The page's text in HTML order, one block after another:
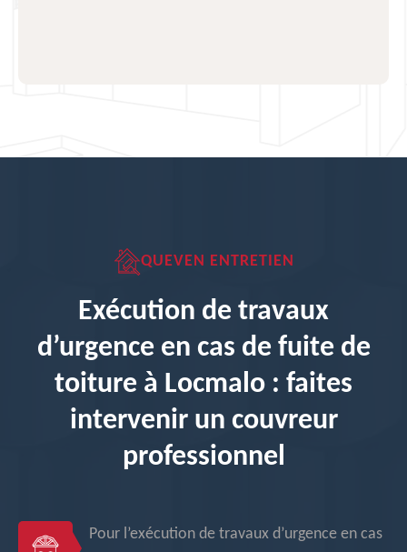
QUEVEN ENTRETIEN
Exécution de travaux
d’urgence en cas de fuite de
toiture à Locmalo : faites
intervenir un couvreur
professionnel
Pour l’exécution de travaux d’urgence en cas